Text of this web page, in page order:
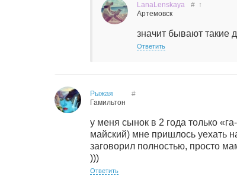
LanaLenskaya
Артемовск
# ↑
значит бывают такие
Ответить
Рыжая
Гамильтон
#
у меня сынок в 2 года только
майский) мне пришлось уехать
заговорил полностью, просто
)))
Ответить